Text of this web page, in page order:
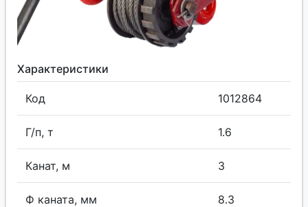
Характеристики
Код 1012864
Г/п, т 1.6
Канат, м 3
Ф каната, мм 8.3